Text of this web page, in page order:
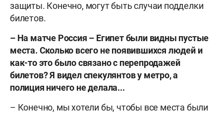
защиты. Конечно, могут быть случаи подделки
билетов.
– На матче Россия – Египет были видны пустые
места. Сколько всего не появившихся людей и
как-то это было связано с перепродажей
билетов? Я видел спекулянтов у метро, а
полиция ничего не делала...
– Конечно, мы хотели бы, чтобы все места были